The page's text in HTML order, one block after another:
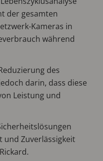
der gesamten
Kameras in
während
des
darin, dass diese
Leistung und
und Zuverlässigkeit